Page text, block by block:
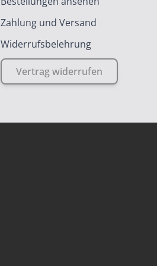
Zahlung und Versand
Widerrufsbelehrung
Vertrag widerrufen